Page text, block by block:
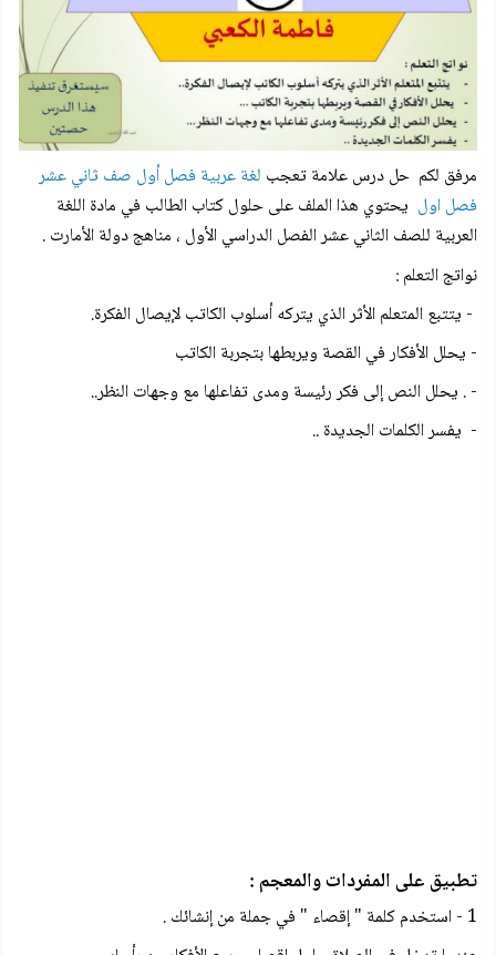
مرفق لكم حل درس علامة تعجب لغة عربية فصل أول صف ثاني عشر
فصل اول يحتوي هذا الملف على حلول كتاب الطالب في مادة اللغة
العربية للصف الثاني عشر الفصل الدراسي الأول ، مناهج دولة الأمارت .
نواتج التعلم :
- يتتبع المتعلم الأثر الذي يتركه أسلوب الكاتب لإيصال الفكرة.
- يحلل الأفكار في القصة ويربطها بتجربة الكاتب
- . يحلل النص إلى فكر رئيسة ومدى تفاعلها مع وجهات النظر..
- يفسر الكلمات الجديدة ..
تطبيق على المفردات والمعجم :
1 - استخدم كلمة " إقصاء " في جملة من إنشائك .